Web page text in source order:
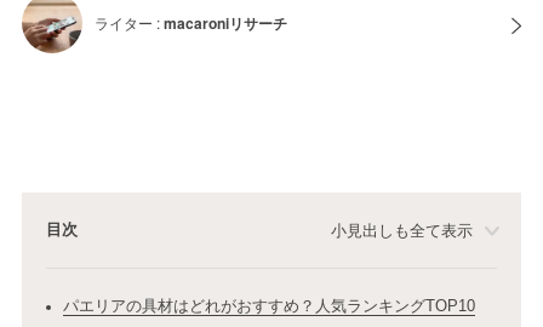
ライター :macaroniリサーチ
目次 小見出しも全て表示
パエリアの具材はどれがおすすめ？人気ランキングTOP10